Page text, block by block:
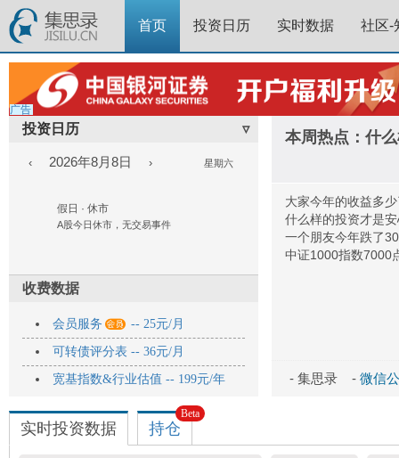
首页 投资日历 实时数据 社区-
广告
投资日历 ▿
‹ 2026年8月8日 › 星期六
假日 · 休市
A股今日休市，无交易事件
收费数据
会员服务  -- 25元/月
可转债评分表 -- 36元/月
宽基指数&行业估值 -- 199元/年
本周热点：什
大家今年的收益多
什么样的投资才是
一个朋友今年跌了
中证1000指数7000
- 集思录 - 微信
实时投资数据 持仓
Beta